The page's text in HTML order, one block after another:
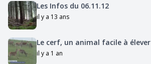
Les Infos du 06.11.12
il y a 13 ans
Le cerf, un animal facile à élever
il y a 1 an